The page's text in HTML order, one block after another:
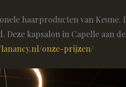
haarproducten van
kapsalon in Capelle aan
onze-prijzen/